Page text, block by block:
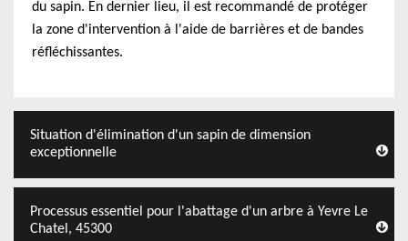
du sapin. En dernier lieu, il est recommandé de protéger
la zone d'intervention à l'aide de barrières et de bandes
réfléchissantes.
Situation d'élimination d'un sapin de dimension
exceptionnelle
Processus essentiel pour l'abattage d'un arbre à Yevre Le
Chatel, 45300